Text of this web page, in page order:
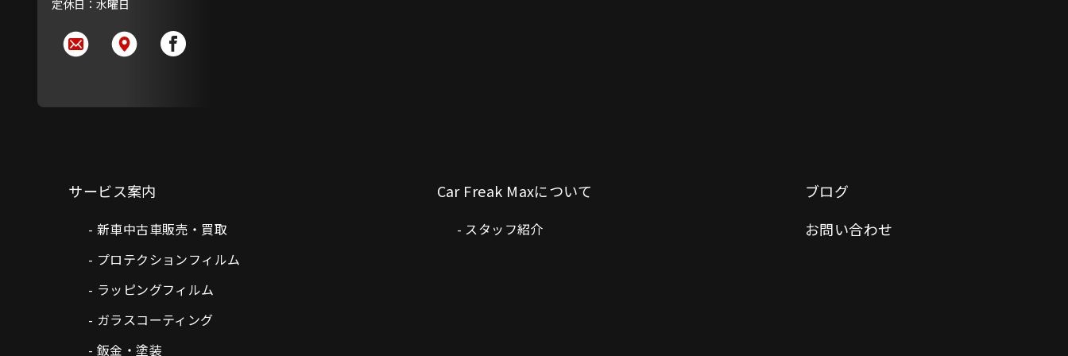
定休日：水曜日
サービス案内
新車中古車販売・買取
プロテクションフィルム
ラッピングフィルム
ガラスコーティング
鈑金・塗装
Car Freak Maxについて
スタッフ紹介
ブログ
お問い合わせ